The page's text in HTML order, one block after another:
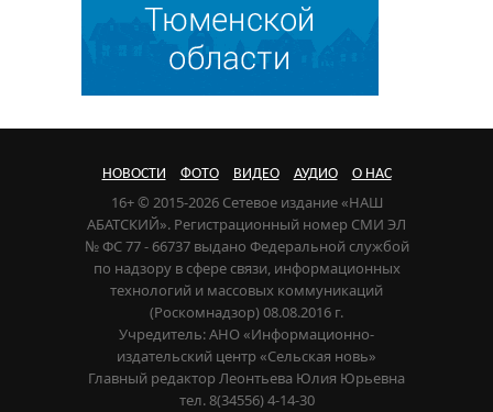
НОВОСТИ ФОТО ВИДЕО АУДИО О НАС
16+ © 2015-2026 Сетевое издание «НАШ
АБАТСКИЙ». Регистрационный номер СМИ ЭЛ
№ ФС 77 - 66737 выдано Федеральной службой
по надзору в сфере связи, информационных
технологий и массовых коммуникаций
(Роскомнадзор) 08.08.2016 г.
Учредитель: АНО «Информационно-
издательский центр «Сельская новь»
Главный редактор Леонтьева Юлия Юрьевна
тел. 8(34556) 4-14-30